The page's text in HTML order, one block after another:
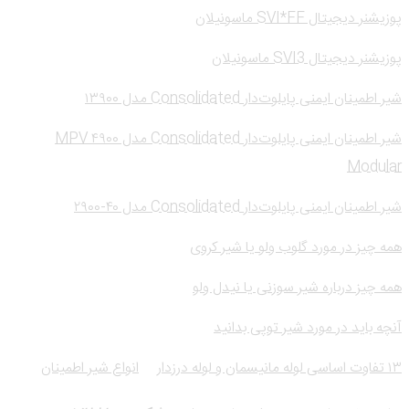
پوزیشنر دیجیتال SVI*FF ماسونیلان
پوزیشنر دیجیتال SVI3 ماسونیلان
شیر اطمینان ایمنی پایلوت‌دار Consolidated مدل ۱۳۹۰۰
شیر اطمینان ایمنی پایلوت‌دار Consolidated مدل ۴۹۰۰ MPV
Modular
شیر اطمینان ایمنی پایلوت‌دار Consolidated مدل ۴۰-۲۹۰۰
همه چیز در مورد گلوب ولو یا شیر کروی
همه چیز درباره شیر سوزنی یا نیدل ولو
آنچه باید در مورد شیر توپی بدانید
۱۳ تفاوت اساسی لوله مانیسمان و لوله درزدار
انواع شیر اطمینان